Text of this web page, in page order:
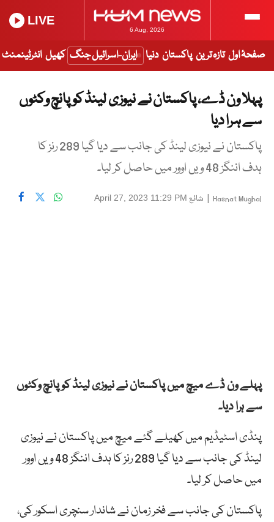
6 Aug, 2026
LIVE
صفحۂ اول تازہ ترین پاکستان دنیا ایران-اسرائیل جنگ کھیل انٹرٹینمنٹ
پہلا ون ڈے، پاکستان نے نیوزی لینڈ کو پانچ وکٹوں
سے ہرا دیا
پاکستان نے نیوزی لینڈ کی جانب سے دیا گیا 289 رنز کا
ہدف اننگز 48 ویں اوور میں حاصل کر لیا۔
Hasnat Mughal
| شائع April 27, 2023 11:29 PM
پہلے ون ڈے میچ میں پاکستان نے نیوزی لینڈ کو پانچ وکٹوں
سے ہرا دیا۔
پنڈی اسٹیڈیم میں کھیلے گئے میچ میں پاکستان نے نیوزی
لینڈ کی جانب سے دیا گیا 289 رنز کا ہدف اننگز 48 ویں اوور
میں حاصل کر لیا۔
پاکستان کی جانب سے فخر زمان نے شاندار سنچری اسکور کی،